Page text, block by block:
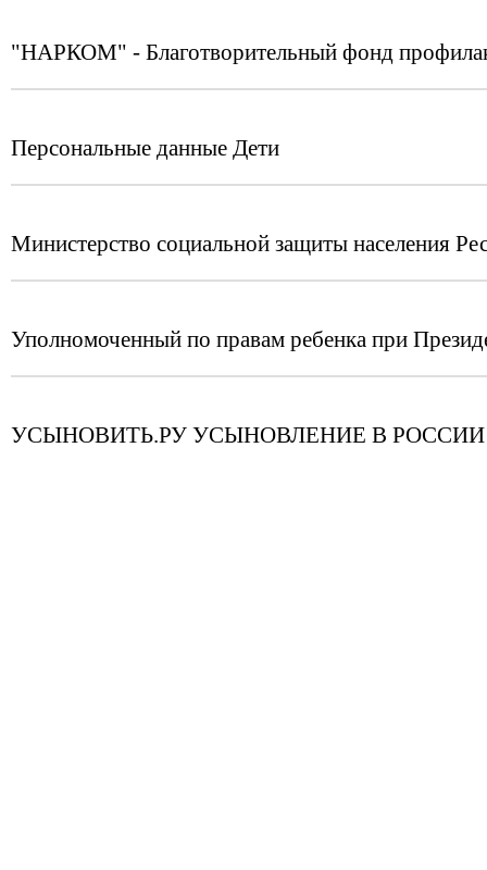
"НАРКОМ" - Благотворительный фонд
Персональные данные Дети
Министерство социальной защиты населения
Уполномоченный по правам ребенка при
УСЫНОВИТЬ.РУ УСЫНОВЛЕНИЕ В РОССИИ